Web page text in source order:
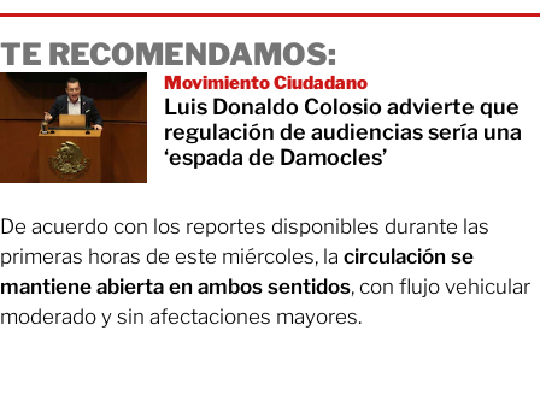
TE RECOMENDAMOS:
Movimiento Ciudadano
Luis Donaldo Colosio advierte que
regulación de audiencias sería una
‘espada de Damocles’
De acuerdo con los reportes disponibles durante las
primeras horas de este miércoles, la circulación se
mantiene abierta en ambos sentidos, con flujo vehicular
moderado y sin afectaciones mayores.